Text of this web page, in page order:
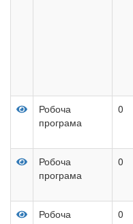
Робоча
програма
0
Робоча
програма
0
Робоча
0